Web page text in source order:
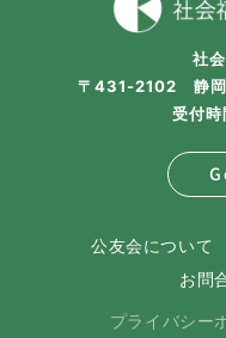
社
〒431-2102 静岡
受付
公友会について
お問
プライバシー